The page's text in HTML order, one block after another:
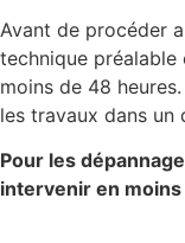
Avant de procéder
technique préalable
moins de 48
les travaux dans un
Pour les
intervenir en moins